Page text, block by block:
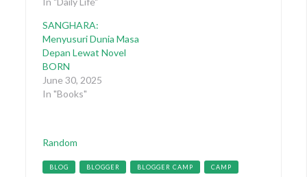
SANGHARA:
Menyusuri Dunia Masa
Depan Lewat Novel
BORN
June 30, 2025
In "Books"
Categories
Random
Tags
BLOG BLOGGER BLOGGER CAMP CAMP